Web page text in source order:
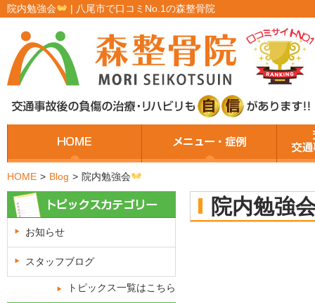
院内勉強会 | 八尾市で口コミNo.1の森整骨院
HOME > Blog > 院内勉強会
院内勉強
お知らせ
スタッフブログ
トピックス一覧はこちら